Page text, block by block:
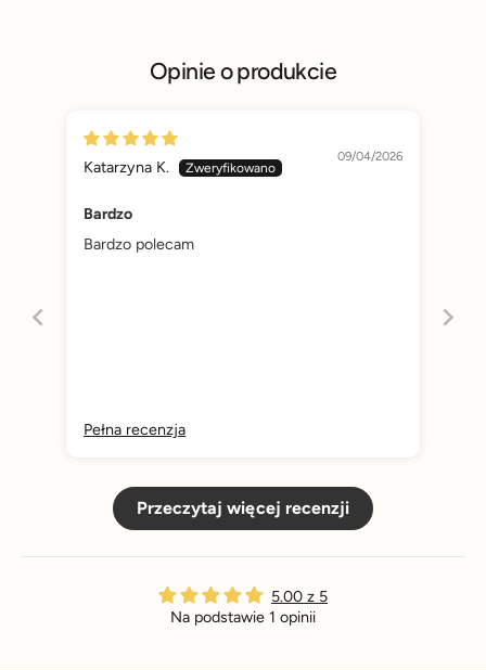
Opinie o produkcie
09/04/2026
Katarzyna K.
Bardzo
Bardzo polecam
Pełna recenzja
Przeczytaj więcej recenzji
5.00 z 5
Na podstawie 1 opinii